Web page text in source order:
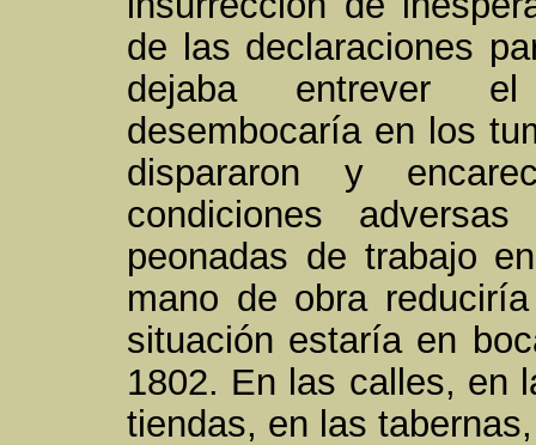
de las declaraciones
dejaba entrever
desembocaría en los
dispararon y
condiciones
peonadas de trabajo
mano de obra
situación estaría en
1802. En las calles, en
tiendas, en las